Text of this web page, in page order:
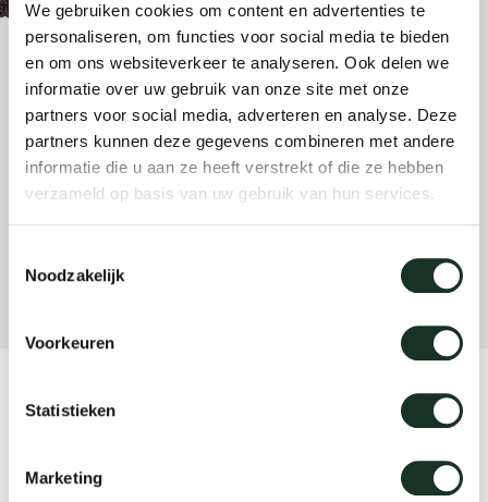
We gebruiken cookies om content en advertenties te
personaliseren, om functies voor social media te bieden
en om ons websiteverkeer te analyseren. Ook delen we
informatie over uw gebruik van onze site met onze
partners voor social media, adverteren en analyse. Deze
partners kunnen deze gegevens combineren met andere
informatie die u aan ze heeft verstrekt of die ze hebben
verzameld op basis van uw gebruik van hun services.
Noodzakelijk
Voorkeuren
Statistieken
Marketing
oval
local
vision
cm13/
cm21
cm22
raw
jorre
ivan
jonas
About Arco
CM12 - large black